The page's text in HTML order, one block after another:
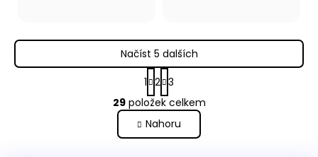
O
v
l
á
Načíst 5 dalších
S
t
r
á
n
k
1 2 3
29položek celkem
Nahoru